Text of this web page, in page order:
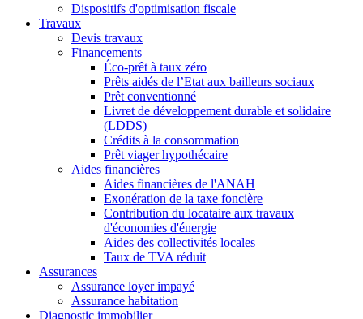
Dispositifs d'optimisation fiscale
Travaux
Devis travaux
Financements
Éco-prêt à taux zéro
Prêts aidés de l’Etat aux bailleurs sociaux
Prêt conventionné
Livret de développement durable et solidaire
(LDDS)
Crédits à la consommation
Prêt viager hypothécaire
Aides financières
Aides financières de l'ANAH
Exonération de la taxe foncière
Contribution du locataire aux travaux
d'économies d'énergie
Aides des collectivités locales
Taux de TVA réduit
Assurances
Assurance loyer impayé
Assurance habitation
Diagnostic immobilier